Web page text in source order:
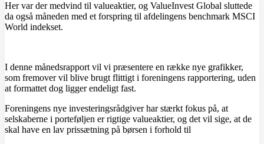
Her var der medvind til valueaktier, og ValueInvest Global sluttede
da også måneden med et forspring til afdelingens benchmark MSCI
World indekset.
I denne månedsrapport vil vi præsentere en række nye grafikker,
som fremover vil blive brugt flittigt i foreningens rapportering, uden
at formattet dog ligger endeligt fast.
Foreningens nye investeringsrådgiver har stærkt fokus på, at
selskaberne i porteføljen er rigtige valueaktier, og det vil sige, at de
skal have en lav prissætning på børsen i forhold til